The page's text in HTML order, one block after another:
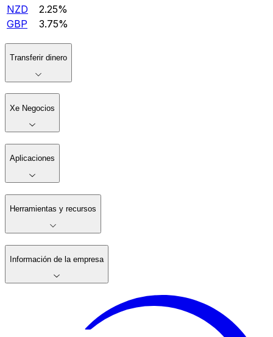
NZD
2.25%
GBP
3.75%
Transferir dinero
Xe Negocios
Aplicaciones
Herramientas y recursos
Información de la empresa